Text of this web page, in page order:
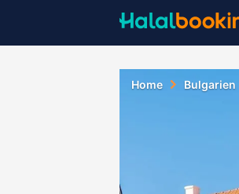
Home Bulgarien